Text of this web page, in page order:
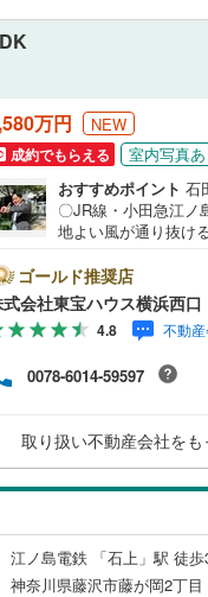
万円 NEW
成約でもらえる 室内写真あ
おすすめポイント 石
〇JR線・小田急江ノ
地よい風が通り抜け
で物件を成約すると
ご成約キャンペーン
る」ボタンからお問
てください。
付与日から60日で
ー紹介金融機関/都市
時点 のものであり
ーーーーーーーーー
ゴールド推奨店
会社東宝ハウス横浜西口
4.8 不動
0078-6014-59597
取り扱い不動産会社をも
江ノ島電鉄 「石上」駅 徒
神奈川県藤沢市藤が岡2丁目
上毛電気鉄道上毛線(18)
京成本線(715)
京成金町線(89)
北総鉄道北総線(161)
東武伊勢崎線(831)
東武小泉線(8)
東武鬼怒川線
4)
東武東上線 (1,075 )
西武新宿線(976)
西武多摩川線(115)
西武山口線(10)
京王相模原線(368)
バリアフリー住宅（0
リビングダイニング15
（8）
ッチン
独立型キッチン
室
浴室乾燥機あり （12
バルコニー、庭
ルーフバルコニー（1
納
ウォークインクローゼ